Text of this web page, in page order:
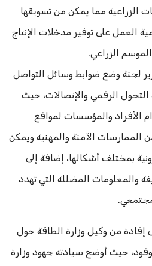
الزراعية مما يمكن من تسويقها
العمل على توفير مدخلات الإنتاج
الزراعي.
لجنة وضع ضوابط وسائل التواصل
الرقمي والإتصالات، حيث
الأفراد والمؤسسات لمواقع
الممارسات الآمنة والمهنية ويمكن
بمختلف أشكالها، إضافة إلى
والمعلومات المضللة التي تهدد
إفادة من وكيل وزارة الطاقة حول
حيث أوضح سيادته جهود وزارة